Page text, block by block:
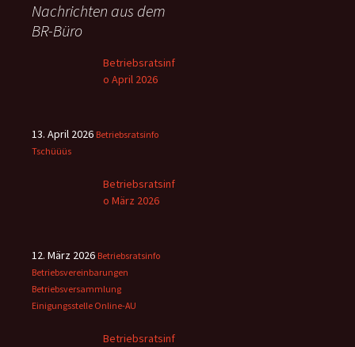
Nachrichten aus dem
BR-Büro
Betriebsratsinf
o April 2026
13. April 2026 Betriebsratsinfo
Tschüüüs
Betriebsratsinf
o März 2026
12. März 2026 Betriebsratsinfo
Betriebsvereinbarungen
Betriebsversammlung
Einigungsstelle Online-AU
Betriebsratsinf